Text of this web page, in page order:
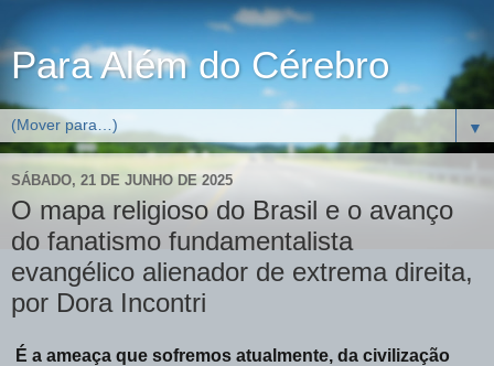
Para Além do Cérebro
▼
SÁBADO, 21 DE JUNHO DE 2025
O mapa religioso do Brasil e o avanço
do fanatismo fundamentalista
evangélico alienador de extrema direita,
por Dora Incontri
É a ameaça que sofremos atualmente, da civilização